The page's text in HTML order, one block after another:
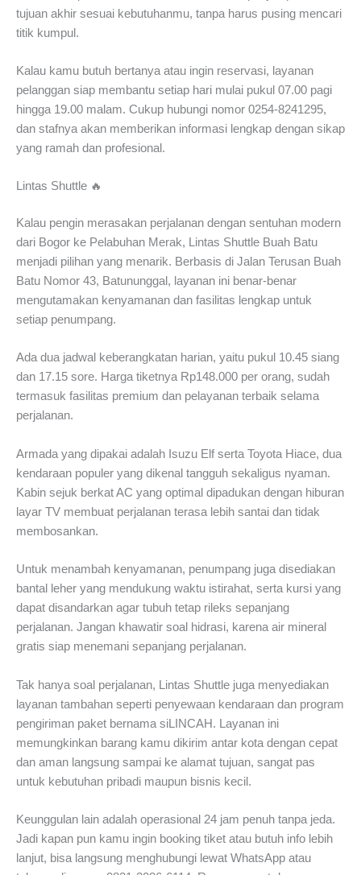
tujuan akhir sesuai kebutuhanmu, tanpa harus pusing mencari
titik kumpul.
Kalau kamu butuh bertanya atau ingin reservasi, layanan
pelanggan siap membantu setiap hari mulai pukul 07.00 pagi
hingga 19.00 malam. Cukup hubungi nomor 0254-8241295,
dan stafnya akan memberikan informasi lengkap dengan sikap
yang ramah dan profesional.
Lintas Shuttle 🔥
Kalau pengin merasakan perjalanan dengan sentuhan modern
dari Bogor ke Pelabuhan Merak, Lintas Shuttle Buah Batu
menjadi pilihan yang menarik. Berbasis di Jalan Terusan Buah
Batu Nomor 43, Batununggal, layanan ini benar-benar
mengutamakan kenyamanan dan fasilitas lengkap untuk
setiap penumpang.
Ada dua jadwal keberangkatan harian, yaitu pukul 10.45 siang
dan 17.15 sore. Harga tiketnya Rp148.000 per orang, sudah
termasuk fasilitas premium dan pelayanan terbaik selama
perjalanan.
Armada yang dipakai adalah Isuzu Elf serta Toyota Hiace, dua
kendaraan populer yang dikenal tangguh sekaligus nyaman.
Kabin sejuk berkat AC yang optimal dipadukan dengan hiburan
layar TV membuat perjalanan terasa lebih santai dan tidak
membosankan.
Untuk menambah kenyamanan, penumpang juga disediakan
bantal leher yang mendukung waktu istirahat, serta kursi yang
dapat disandarkan agar tubuh tetap rileks sepanjang
perjalanan. Jangan khawatir soal hidrasi, karena air mineral
gratis siap menemani sepanjang perjalanan.
Tak hanya soal perjalanan, Lintas Shuttle juga menyediakan
layanan tambahan seperti penyewaan kendaraan dan program
pengiriman paket bernama siLINCAH. Layanan ini
memungkinkan barang kamu dikirim antar kota dengan cepat
dan aman langsung sampai ke alamat tujuan, sangat pas
untuk kebutuhan pribadi maupun bisnis kecil.
Keunggulan lain adalah operasional 24 jam penuh tanpa jeda.
Jadi kapan pun kamu ingin booking tiket atau butuh info lebih
lanjut, bisa langsung menghubungi lewat WhatsApp atau